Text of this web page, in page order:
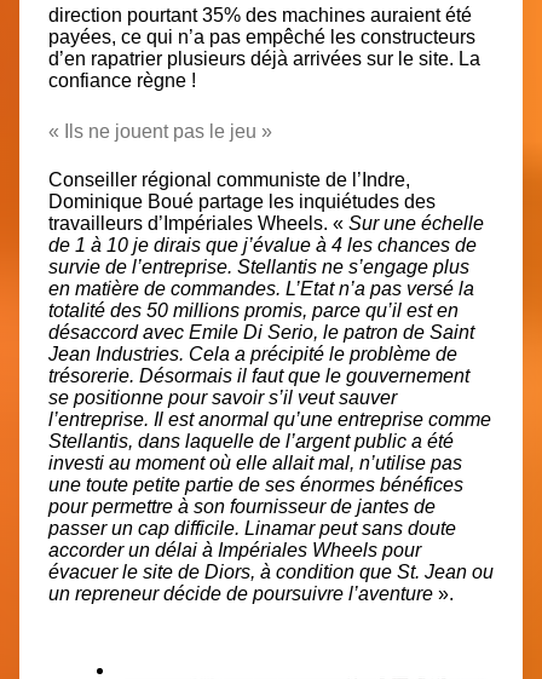
direction pourtant 35% des machines auraient été
payées, ce qui n’a pas empêché les constructeurs
d’en rapatrier plusieurs déjà arrivées sur le site. La
confiance règne !
« Ils ne jouent pas le jeu »
Conseiller régional communiste de l’Indre,
Dominique Boué partage les inquiétudes des
travailleurs d’Impériales Wheels. « Sur une échelle
de 1 à 10 je dirais que j’évalue à 4 les chances de
survie de l’entreprise. Stellantis ne s’engage plus
en matière de commandes. L’Etat n’a pas versé la
totalité des 50 millions promis, parce qu’il est en
désaccord avec Emile Di Serio, le patron de Saint
Jean Industries. Cela a précipité le problème de
trésorerie. Désormais il faut que le gouvernement
se positionne pour savoir s’il veut sauver
l’entreprise. Il est anormal qu’une entreprise comme
Stellantis, dans laquelle de l’argent public a été
investi au moment où elle allait mal, n’utilise pas
une toute petite partie de ses énormes bénéfices
pour permettre à son fournisseur de jantes de
passer un cap difficile. Linamar peut sans doute
accorder un délai à Impériales Wheels pour
évacuer le site de Diors, à condition que St. Jean ou
un repreneur décide de poursuivre l’aventure ».